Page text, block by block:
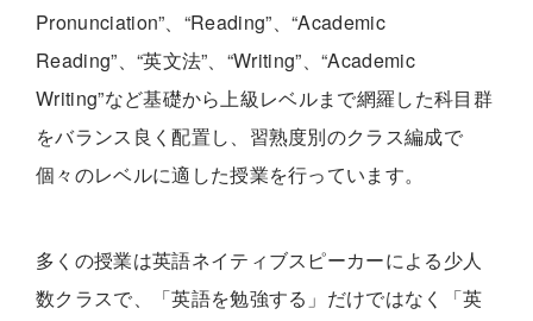
Pronunciation”、“Reading”、“Academic
Reading”、“英文法”、“Writing”、“Academic
Writing”など基礎から上級レベルまで網羅した科目群
をバランス良く配置し、習熟度別のクラス編成で
個々のレベルに適した授業を行っています。
多くの授業は英語ネイティブスピーカーによる少人
数クラスで、「英語を勉強する」だけではなく「英